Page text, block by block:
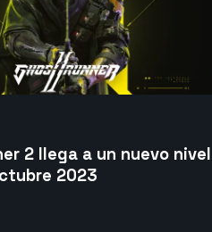
2 llega a un nuevo nivel
2023